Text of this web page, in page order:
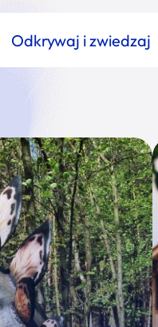
Odkrywaj i zwiedzaj